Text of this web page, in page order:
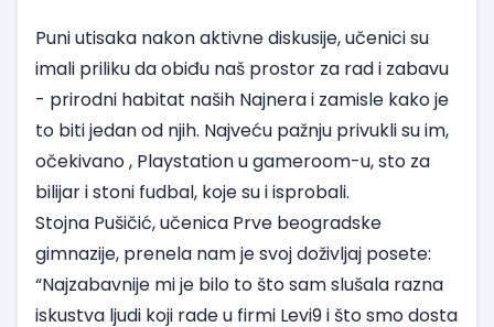
Puni utisaka nakon aktivne diskusije, učenici su
imali priliku da obiđu naš prostor za rad i zabavu
- prirodni habitat naših Najnera i zamisle kako je
to biti jedan od njih. Najveću pažnju privukli su im,
očekivano , Playstation u gameroom-u, sto za
bilijar i stoni fudbal, koje su i isprobali.
Stojna Pušičić, učenica Prve beogradske
gimnazije, prenela nam je svoj doživljaj posete:
“Najzabavnije mi je bilo to što sam slušala razna
iskustva ljudi koji rade u firmi Levi9 i što smo dosta